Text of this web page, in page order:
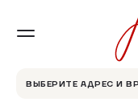
ВЫБЕРИТЕ АДРЕС И